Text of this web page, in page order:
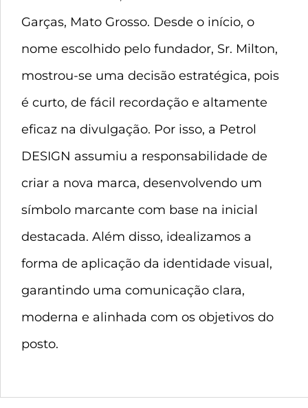
Garças, Mato Grosso. Desde o início, o
nome escolhido pelo fundador, Sr. Milton,
mostrou-se uma decisão estratégica, pois
é curto, de fácil recordação e altamente
eficaz na divulgação. Por isso, a Petrol
DESIGN assumiu a responsabilidade de
criar a nova marca, desenvolvendo um
símbolo marcante com base na inicial
destacada. Além disso, idealizamos a
forma de aplicação da identidade visual,
garantindo uma comunicação clara,
moderna e alinhada com os objetivos do
posto.